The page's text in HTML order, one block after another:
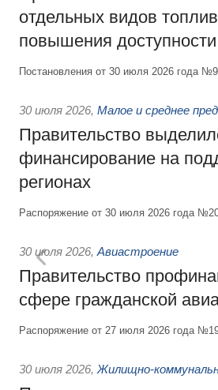
отдельных видов
повышения
Постановления от 30 июля 2026 года
30 июля 2026, Малое и среднее
Правительство
финансирование на
регионах
Распоряжение от 30 июля 2026 года
30 июля 2026, Авиастроение
Правительство
сфере гражданской
Распоряжение от 27 июля 2026 года
30 июля 2026, Жилищно-